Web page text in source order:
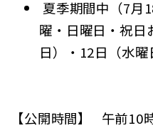
夏季期間中（7月
曜・日曜日・祝日
日）・12日（水曜
【公開時間】 午前10